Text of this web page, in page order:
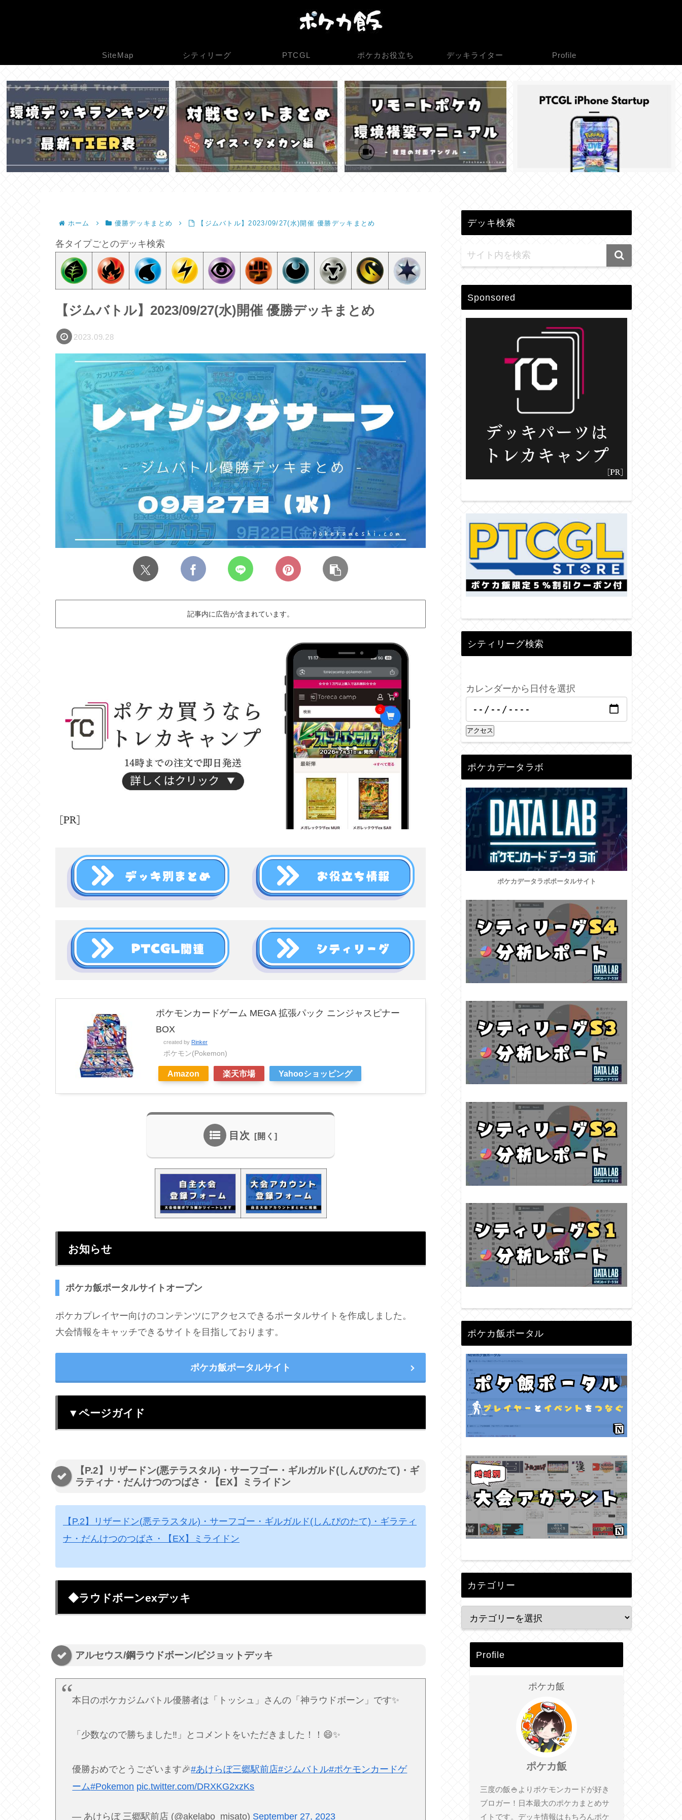
SiteMap シティリーグ PTCGL ポケカお役立ち デッキライター Profile
ホーム 優勝デッキまとめ 【ジムバトル】2023/09/27(水)開催 優勝デッキまとめ
各タイプごとのデッキ検索
【ジムバトル】2023/09/27(水)開催 優勝デッキまとめ
2023.09.28
記事内に広告が含まれています。
ポケモンカードゲーム MEGA 拡張パック ニンジャスピナー
BOX
created by Rinker
ポケモン(Pokemon)
Amazon 楽天市場 Yahooショッピング
目次
お知らせ
ポケカ飯ポータルサイトオープン
ポケカプレイヤー向けのコンテンツにアクセスできるポータルサイトを作成しました。
大会情報をキャッチできるサイトを目指しております。
ポケカ飯ポータルサイト
▼ページガイド
【P.2】リザードン(悪テラスタル)・サーフゴー・ギルガルド(しんぴのたて)・ギ
ラティナ・だんけつのつばさ・【EX】ミライドン
【P.2】リザードン(悪テラスタル)・サーフゴー・ギルガルド(しんぴのたて)・ギラティ
ナ・だんけつのつばさ・【EX】ミライドン
◆ラウドボーンexデッキ
アルセウス/鋼ラウドボーン/ピジョットデッキ
本日のポケカジムバトル優勝者は「トッシュ」さんの「神ラウドボーン」です✨
「少数なので勝ちました‼」とコメントをいただきました！！😄✨
優勝おめでとうございます🎉#あけらぼ三郷駅前店#ジムバトル#ポケモンカードゲ
ーム#Pokemon pic.twitter.com/DRXKG2xzKs
— あけらぼ 三郷駅前店 (@akelabo_misato) September 27, 2023
デッキ検索
Sponsored
シティリーグ検索
カレンダーから日付を選択
アクセス
ポケカデータラボ
ポケカデータラボポータルサイト
ポケカ飯ポータル
カテゴリー
Profile
ポケカ飯
ポケカ飯
三度の飯🍚よりポケモンカードが好き
ブロガー！日本最大のポケカまとめサ
イトです。デッキ情報はもちろんポケ